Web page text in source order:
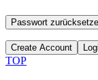
Passwort
Create Account
TOP